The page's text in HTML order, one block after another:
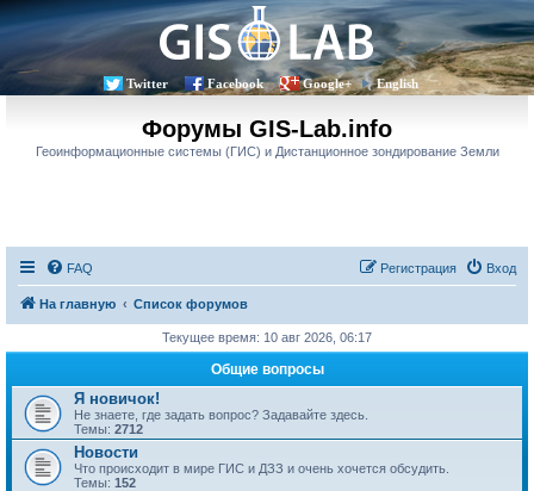
Twitter Facebook Google+ English
Форумы GIS-Lab.info
Геоинформационные системы (ГИС) и Дистанционное зондирование Земли
FAQ Вход
Регистрация
На главную Список форумов
Текущее время: 10 авг 2026, 06:17
Общие вопросы
Я новичок!
Не знаете, где задать вопрос? Задавайте здесь.
Темы: 2712
Новости
Что происходит в мире ГИС и ДЗЗ и очень хочется обсудить.
Темы: 152